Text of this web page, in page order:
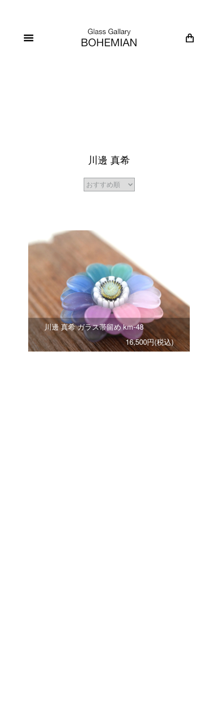
川邊 真希
川邊 真希 ガラス帯留め km-48
16,500円(税込)